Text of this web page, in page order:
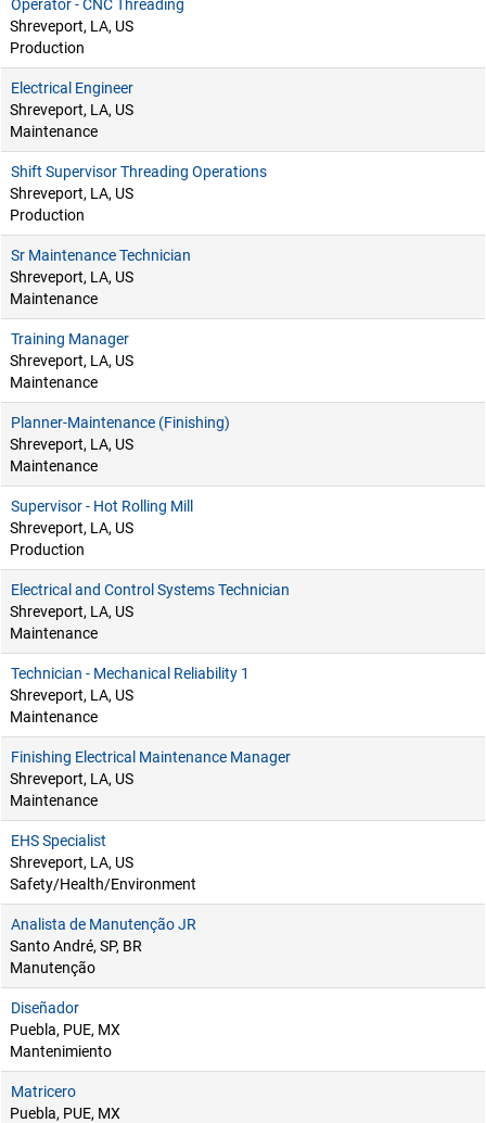
Operator - CNC Threading
Shreveport, LA, US
Production
Electrical Engineer
Shreveport, LA, US
Maintenance
Shift Supervisor Threading Operations
Shreveport, LA, US
Production
Sr Maintenance Technician
Shreveport, LA, US
Maintenance
Training Manager
Shreveport, LA, US
Maintenance
Planner-Maintenance (Finishing)
Shreveport, LA, US
Maintenance
Supervisor - Hot Rolling Mill
Shreveport, LA, US
Production
Electrical and Control Systems Technician
Shreveport, LA, US
Maintenance
Technician - Mechanical Reliability 1
Shreveport, LA, US
Maintenance
Finishing Electrical Maintenance Manager
Shreveport, LA, US
Maintenance
EHS Specialist
Shreveport, LA, US
Safety/Health/Environment
Analista de Manutenção JR
Santo André, SP, BR
Manutenção
Diseñador
Puebla, PUE, MX
Mantenimiento
Matricero
Puebla, PUE, MX